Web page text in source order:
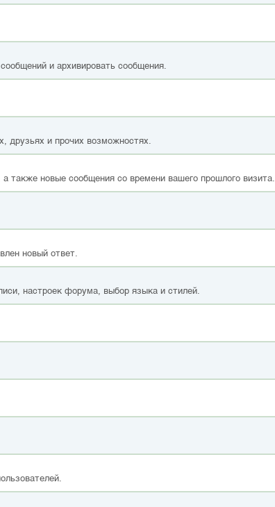
и архивировать сообщения.
друзьях и прочих возможностях.
также новые сообщения со времени вашего прошлого визита.
новый ответ.
настроек форума, выбор языка и стилей.